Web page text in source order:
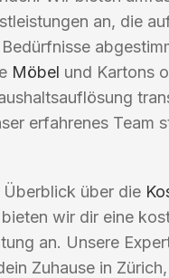
an, die
Möbel und Kartons
erfahrenes Team
Überblick über die
wir dir eine
an. Unsere
Zuhause in